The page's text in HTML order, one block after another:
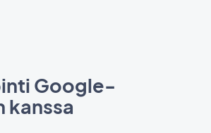
Google-
kanssa